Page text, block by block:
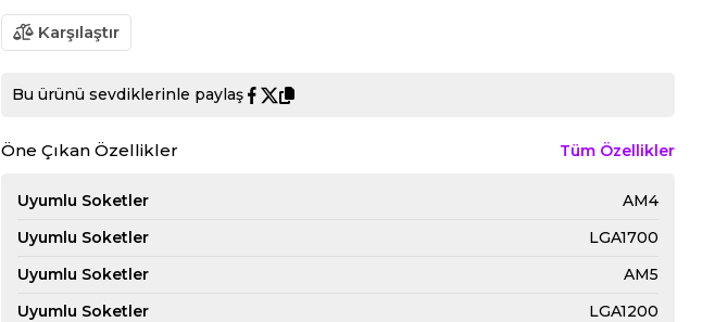
Karşılaştır
Bu ürünü sevdiklerinle paylaş
Öne Çıkan Özellikler Tüm Özellikler
Uyumlu Soketler
AM4
Uyumlu Soketler
LGA1700
Uyumlu Soketler
AM5
Uyumlu Soketler
LGA1200